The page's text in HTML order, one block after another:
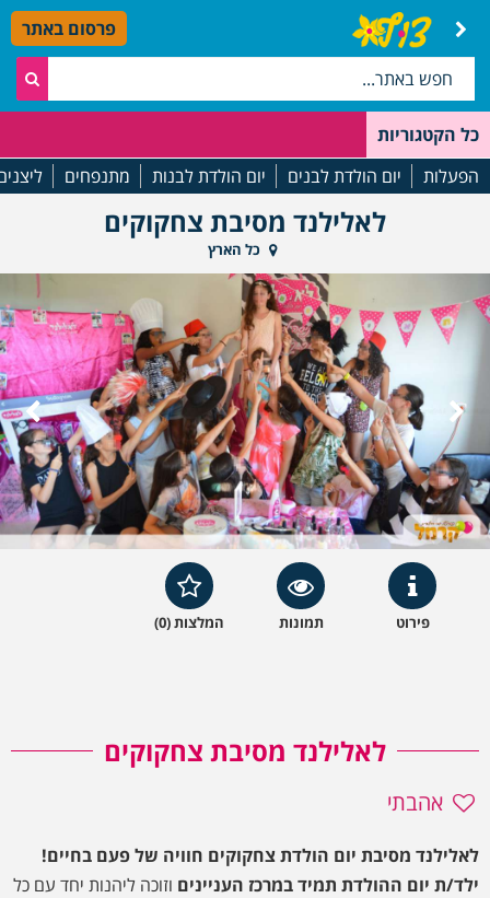
פרסום באתר
כל הקטגוריות
הפעלות
יום הולדת לבנים יום הולדת לבנות מתנפחים
לאלילנד מסיבת צחקוקים
כל הארץ
פירוט תמונות המלצות (0)
לאלילנד מסיבת צחקוקים
אהבתי
לאלילנד מסיבת יום הולדת צחקוקים חוויה של פעם בחיים!
ילד/ת יום ההולדת תמיד במרכז העניינים וזוכה ליהנות יחד עם כל